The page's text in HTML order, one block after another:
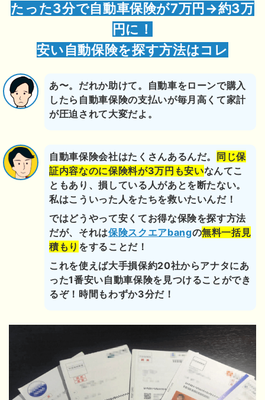
たった3分で自動車保険が7万円→約3万
円に！
安い自動保険を探す方法はコレ
あ〜。だれか助けて。自動車をローンで購入
したら自動車保険の支払いが毎月高くて家計
が圧迫されて大変だよ。
自動車保険会社はたくさんあるんだ。
同じ保
証内容なのに保険料が3万円も安いなんてこ
ともあり、損している人があとを断たない。
私はこういった人をたちを救いたいんだ！
ではどうやって安くてお得な保険を探す方法
だが、それは保険スクエアbangの無料一括見
積もり をすることだ！
これを使えば大手損保約20社からアナタにあ
った1番安い自動車保険を見つけることができ
るぞ！時間もわずか3分だ！